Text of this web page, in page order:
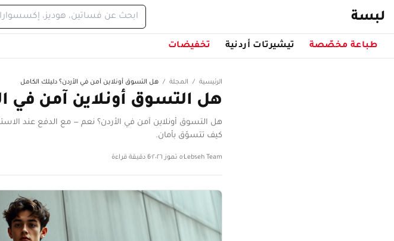
لبسة
طباعة مخصّصة تيشيرتات أردنية تخفيضات
الرئيسية / المجلة / هل التسوق أونلاين آمن في الأردن؟ دليلك الكامل
هل التسوق أونلاين آمن في
هل التسوق أونلاين آمن في الأردن؟ نعم — مع الدفع عند
كيف تتسوّق بأمان.
Lebseh Team
·٥ تموز ٢٠٢٦ ·6 دقيقة قراءة